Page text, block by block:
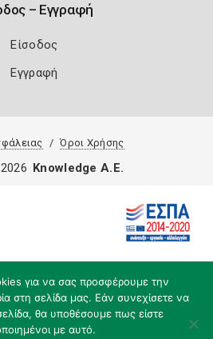
– Εγγραφή
Είσοδος
Εγγραφή
Όροι Χρήσης
για να σας προσφέρουμε την
στη σελίδα μας. Εάν συνεχίσετε να
θα υποθέσουμε πως είστε
με αυτό.
Knowledge A.E.